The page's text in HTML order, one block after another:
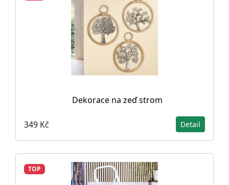
Dekorace na zeď strom
349 Kč Detail
TOP